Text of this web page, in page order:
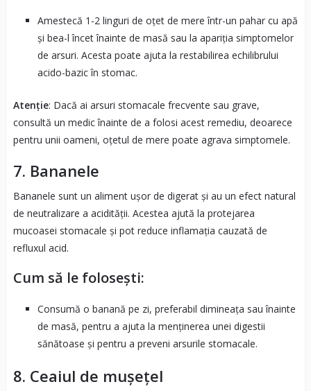
Amestecă 1-2 linguri de oțet de mere într-un pahar cu apă
și bea-l încet înainte de masă sau la apariția simptomelor
de arsuri. Acesta poate ajuta la restabilirea echilibrului
acido-bazic în stomac.
Atenție: Dacă ai arsuri stomacale frecvente sau grave,
consultă un medic înainte de a folosi acest remediu, deoarece
pentru unii oameni, oțetul de mere poate agrava simptomele.
7. Bananele
Bananele sunt un aliment ușor de digerat și au un efect natural
de neutralizare a acidității. Acestea ajută la protejarea
mucoasei stomacale și pot reduce inflamația cauzată de
refluxul acid.
Cum să le folosești:
Consumă o banană pe zi, preferabil dimineața sau înainte
de masă, pentru a ajuta la menținerea unei digestii
sănătoase și pentru a preveni arsurile stomacale.
8. Ceaiul de mușețel